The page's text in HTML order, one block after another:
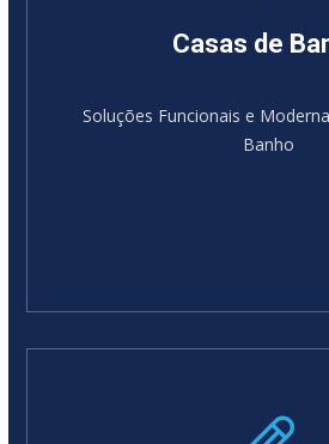
Casas de
Soluções Funcionais e
Banho
SABER MAIS